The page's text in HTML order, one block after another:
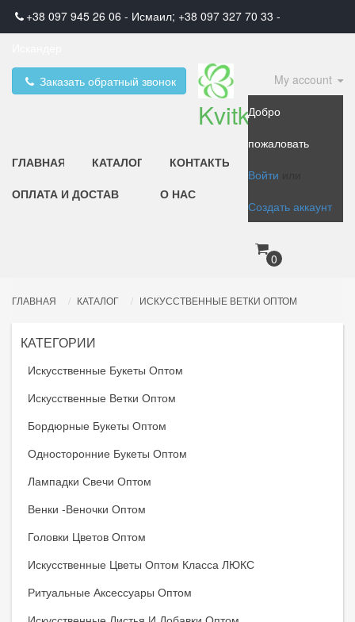
+38 097 945 26 06 - Исмаил; +38 097 327 70 33 -
Заказать обратный звонок
My account
Добро
пожаловать
Войти
Создать аккаунт
Kvitka
ГЛАВНАЯ КАТАЛОГ
КОНТАКТЫ
ОПЛАТА И ДОСТАВКА
О НАС
0
ГЛАВНАЯ КАТАЛОГ ИСКУССТВЕННЫЕ ВЕТКИ ОПТОМ
КАТЕГОРИИ
Искусственные Букеты Оптом
Искусственные Ветки Оптом
Бордюрные Букеты Оптом
Односторонние Букеты Оптом
Лампадки Свечи Оптом
Венки -веночки Оптом
Головки Цветов Оптом
Искусственные Цветы Оптом Класса ЛЮКС
Ритуальные Аксессуары Оптом